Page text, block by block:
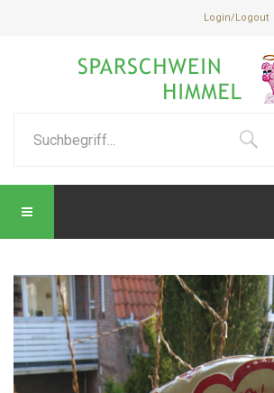
Login/Logout